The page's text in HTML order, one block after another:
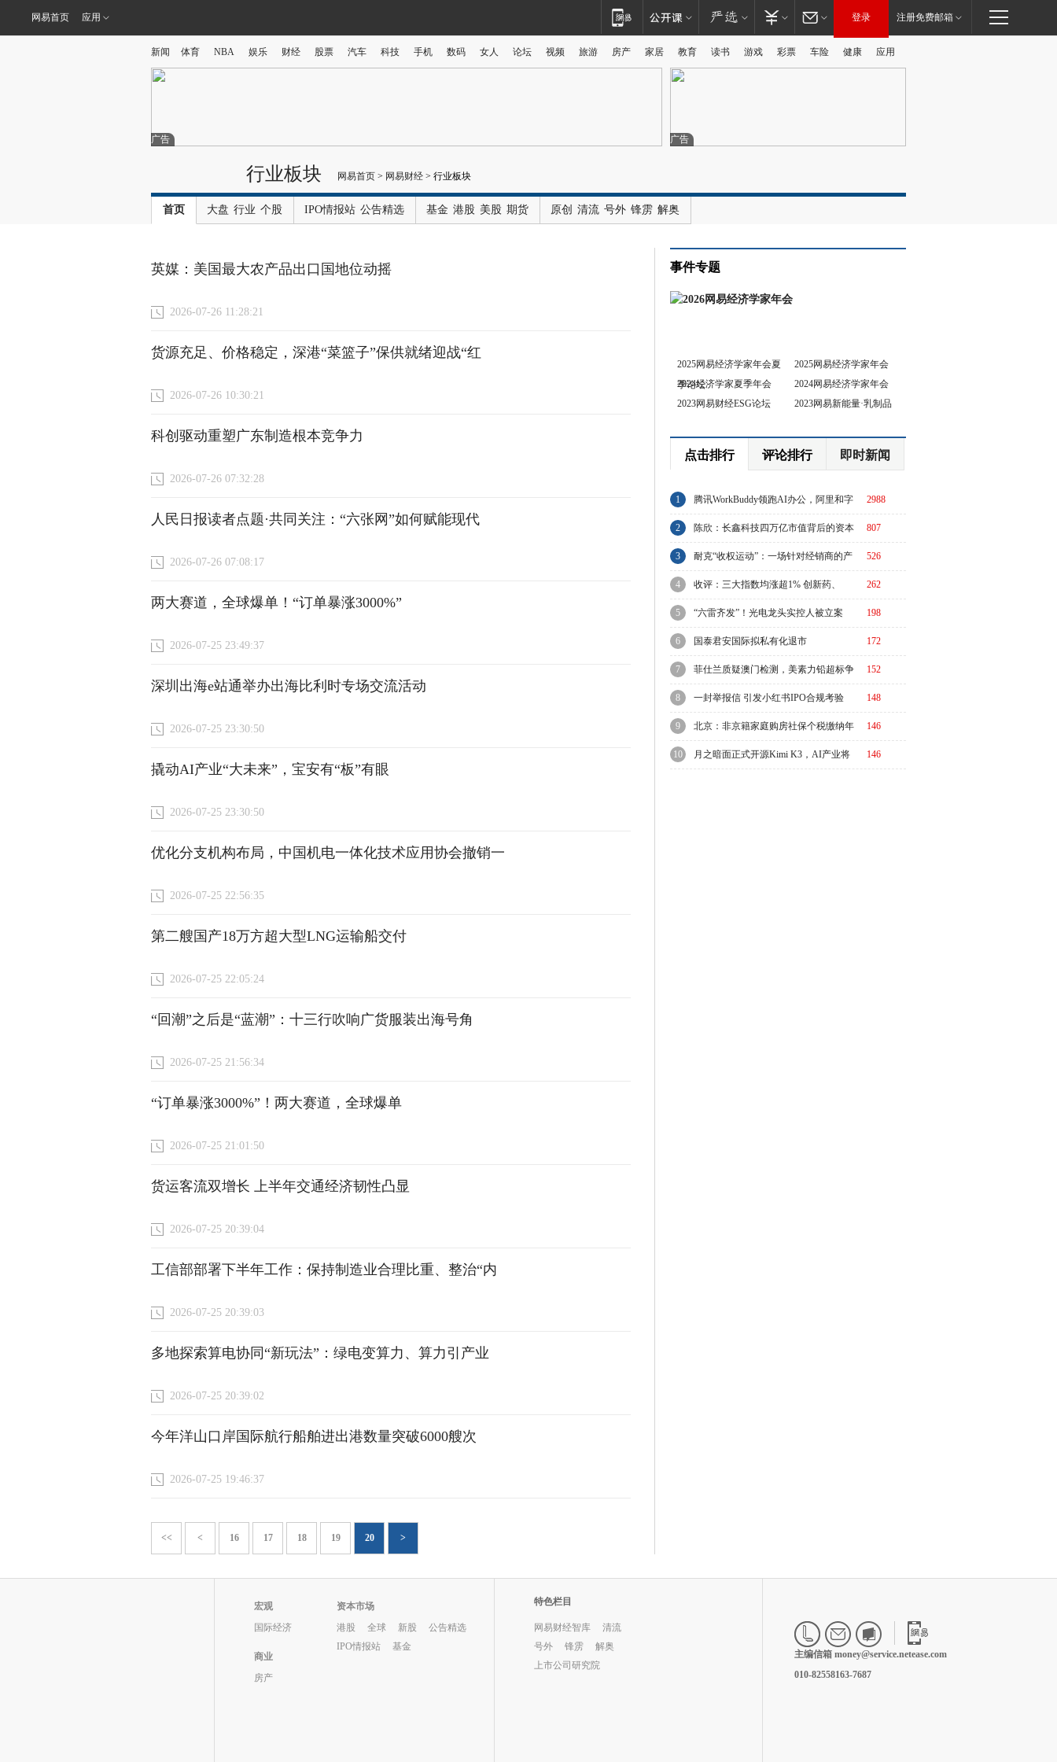
网易首页 应用 登录 注册免费邮箱
新闻 体育 NBA 娱乐 财经 股票 汽车 科技 手机 数码 女人 论坛 视频 旅游 房产 家居 教育 读书 游戏 彩票 车险 健康 应用
广告 广告
行业板块 网易首页 > 网易财经 > 行业板块
首页 大盘 行业 个股 IPO情报站 公告精选 基金 港股 美股 期货 原创 清流 号外 锋雳 解奥
英媒：美国最大农产品出口国地位动摇
2026-07-26 11:28:21
货源充足、价格稳定，深港“菜篮子”保供就绪迎战“红
2026-07-26 10:30:21
科创驱动重塑广东制造根本竞争力
2026-07-26 07:32:28
人民日报读者点题·共同关注：“六张网”如何赋能现代
2026-07-26 07:08:17
两大赛道，全球爆单！“订单暴涨3000%”
2026-07-25 23:49:37
深圳出海e站通举办出海比利时专场交流活动
2026-07-25 23:30:50
撬动AI产业“大未来”，宝安有“板”有眼
2026-07-25 23:30:50
优化分支机构布局，中国机电一体化技术应用协会撤销一
2026-07-25 22:56:35
第二艘国产18万方超大型LNG运输船交付
2026-07-25 22:05:24
“回潮”之后是“蓝潮”：十三行吹响广货服装出海号角
2026-07-25 21:56:34
“订单暴涨3000%”！两大赛道，全球爆单
2026-07-25 21:01:50
货运客流双增长 上半年交通经济韧性凸显
2026-07-25 20:39:04
工信部部署下半年工作：保持制造业合理比重、整治“内
2026-07-25 20:39:03
多地探索算电协同“新玩法”：绿电变算力、算力引产业
2026-07-25 20:39:02
今年洋山口岸国际航行船舶进出港数量突破6000艘次
2026-07-25 19:46:37
<< < 16 17 18 19 20 >
事件专题
2025网易经济学家年会夏
季论坛
2025网易经济学家年会
2024经济学家夏季年会
2024网易经济学家年会
2023网易财经ESG论坛
2023网易新能量·乳制品
点击排行 评论排行 即时新闻
2988
1 腾讯WorkBuddy领跑AI办公，阿里和字
节急了？ 807
2 陈欣：长鑫科技四万亿市值背后的资本
与周期 526
3 耐克“收权运动”：一场针对经销商的产
业链价值重估 262
4 收评：三大指数均涨超1% 创新药、
CRO概念全线走强 198
5 “六雷齐发”！光电龙头实控人被立案
172
6 国泰君安国际拟私有化退市
152
7 菲仕兰质疑澳门检测，美素力铅超标争
议升级 148
8 一封举报信 引发小红书IPO合规考验
146
9 北京：非京籍家庭购房社保个税缴纳年
限下调为一年，公积金贷款额度最高340 146
10 月之暗面正式开源Kimi K3，AI产业将
宏观
国际经济
商业
房产
资本市场
港股
全球 新股
公告精选
IPO情报站
基金
特色栏目
网易财经智库
清流
号外
锋雳
解奥
上市公司研究院
主编信箱 money@service.netease.com
010-82558163-7687